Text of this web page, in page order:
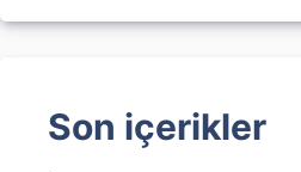
Son içerikler